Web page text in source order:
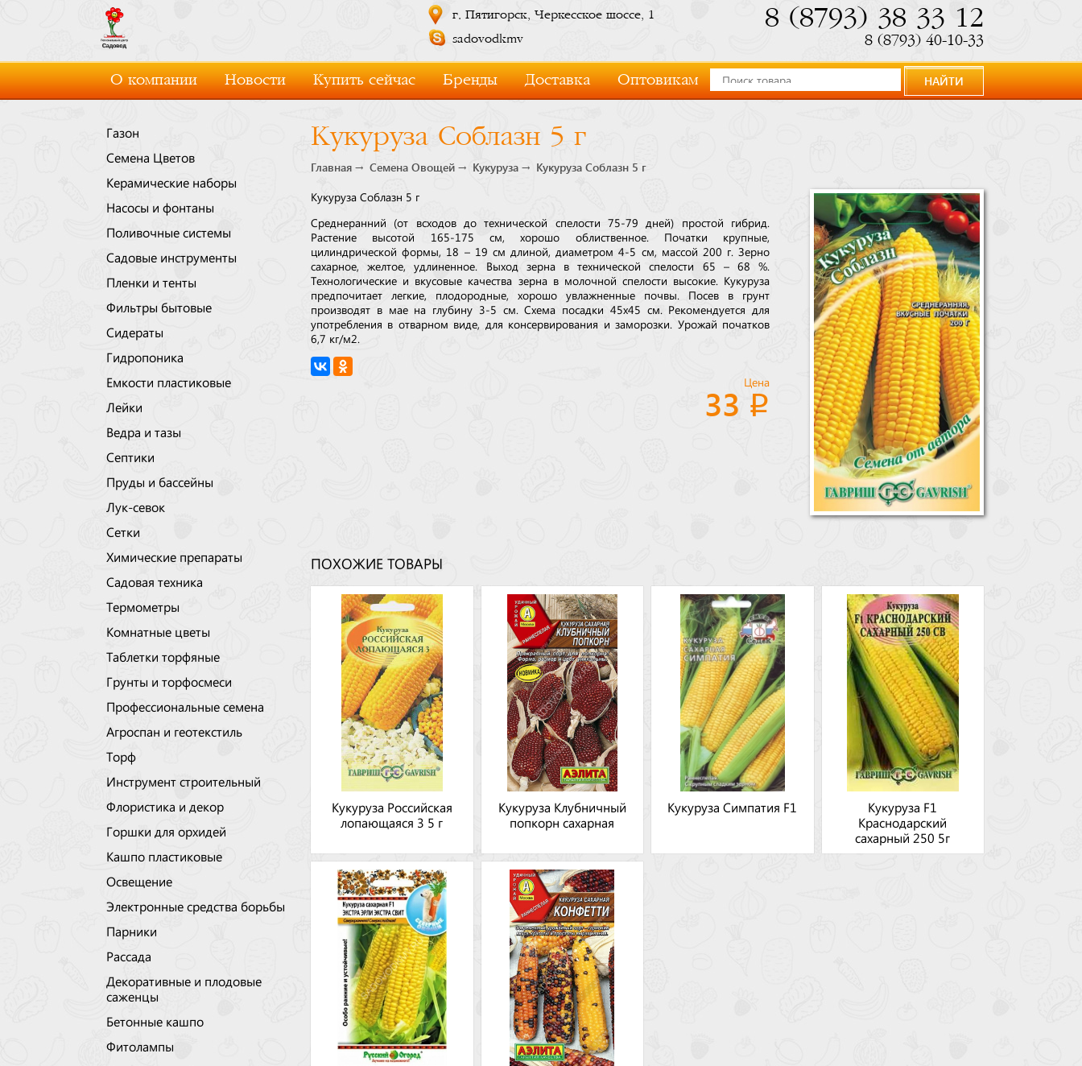
г. Пятигорск, Черкесское шоссе, 1
sadovodkmv
8 (8793) 38 33 12
8 (8793) 40-10-33
О компании Новости Купить сейчас Бренды Доставка Оптовикам НАЙТИ
Газон
Семена Цветов
Керамические наборы
Насосы и фонтаны
Поливочные системы
Садовые инструменты
Пленки и тенты
Фильтры бытовые
Сидераты
Гидропоника
Емкости пластиковые
Лейки
Ведра и тазы
Септики
Пруды и бассейны
Лук-севок
Сетки
Химические препараты
Садовая техника
Термометры
Комнатные цветы
Таблетки торфяные
Грунты и торфосмеси
Профессиональные семена
Агроспан и геотекстиль
Торф
Инструмент строительный
Флористика и декор
Горшки для орхидей
Кашпо пластиковые
Освещение
Электронные средства борьбы
Парники
Рассада
Декоративные и плодовые
саженцы
Бетонные кашпо
Фитолампы
Кукуруза Соблазн 5 г
Главная Семена Овощей Кукуруза Кукуруза Соблазн 5 г
Кукуруза Соблазн 5 г
Среднеранний (от всходов до технической спелости 75-79 дней) простой гибрид.
Растение высотой 165-175 см, хорошо облиственное. Початки крупные,
цилиндрической формы, 18 – 19 см длиной, диаметром 4-5 см, массой 200 г. Зерно
сахарное, желтое, удлиненное. Выход зерна в технической спелости 65 – 68 %.
Технологические и вкусовые качества зерна в молочной спелости высокие. Кукуруза
предпочитает легкие, плодородные, хорошо увлажненные почвы. Посев в грунт
производят в мае на глубину 3-5 см. Схема посадки 45х45 см. Рекомендуется для
употребления в отварном виде, для консервирования и заморозки. Урожай початков
6,7 кг/м2.
Цена
33
ПОХОЖИЕ ТОВАРЫ
Кукуруза Российская
лопающаяся 3 5 г
Кукуруза Клубничный
попкорн сахарная
Кукуруза Симпатия F1
Кукуруза F1
Краснодарский
сахарный 250 5г